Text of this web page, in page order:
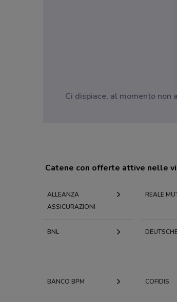
Ci dispiace, al momento non
Catene con offerte attive nelle
ALLEANZA
ASSICURAZIONI
REALE
BNL
BANCO BPM COFIDIS